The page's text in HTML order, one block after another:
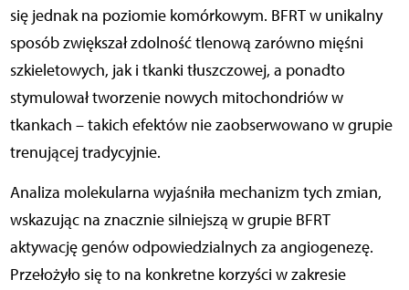
się jednak na poziomie komórkowym. BFRT w unikalny
sposób zwiększał zdolność tlenową zarówno mięśni
szkieletowych, jak i tkanki tłuszczowej, a ponadto
stymulował tworzenie nowych mitochondriów w
tkankach – takich efektów nie zaobserwowano w grupie
trenującej tradycyjnie.
Analiza molekularna wyjaśniła mechanizm tych zmian,
wskazując na znacznie silniejszą w grupie BFRT
aktywację genów odpowiedzialnych za angiogenezę.
Przełożyło się to na konkretne korzyści w zakresie